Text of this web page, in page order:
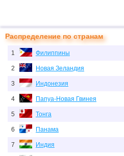
Распределение по странам
1 Филиппины
2 Новая Зеландия
3 Индонезия
4 Папуа-Новая Гвинея
5 Тонга
6 Панама
7 Индия